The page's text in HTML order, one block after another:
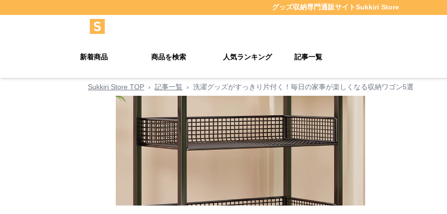
グッズ収納専門通販サイトSukkiri Store
新着商品 商品を検索 人気ランキング 記事一覧
Sukkiri Store TOP › 記事一覧 › 洗濯グッズがすっきり片付く！毎日の家事が楽しくなる収納ワゴン5選